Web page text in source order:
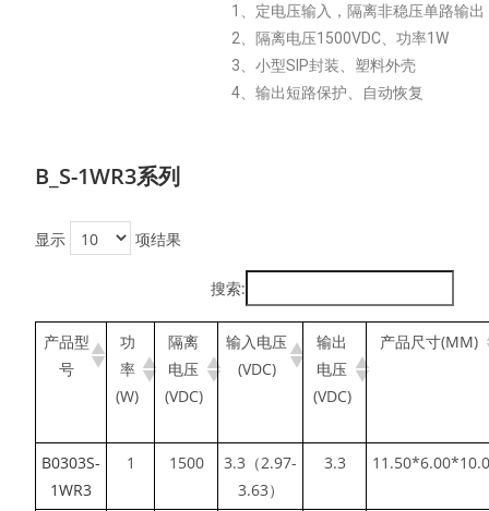
1、定电压输入，隔离非稳压单路输出
2、隔离电压1500VDC、功率1W
3、小型SIP封装、塑料外壳
4、输出短路保护、自动恢复
B_S-1WR3系列
显示 项结果
搜索:
产品型
号
功
率
(W)
隔离
电压
(VDC)
输入电压
(VDC)
输出
电压
(VDC)
产品尺寸(MM)
B0303S-
1WR3
1 1500
3.3（2.97-
3.63）
3.3